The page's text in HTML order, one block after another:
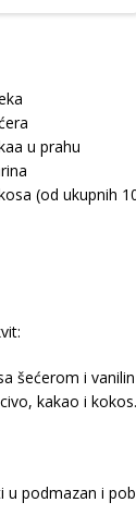
u prahu
(od ukupnih
šećerom i
kakao i kokos.
u podmazan i